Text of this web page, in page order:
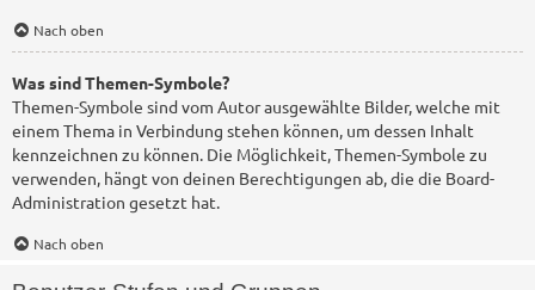
Nach oben
Was sind Themen-Symbole?
Themen-Symbole sind vom Autor ausgewählte Bilder, welche mit
einem Thema in Verbindung stehen können, um dessen Inhalt
kennzeichnen zu können. Die Möglichkeit, Themen-Symbole zu
verwenden, hängt von deinen Berechtigungen ab, die die Board-
Administration gesetzt hat.
Nach oben